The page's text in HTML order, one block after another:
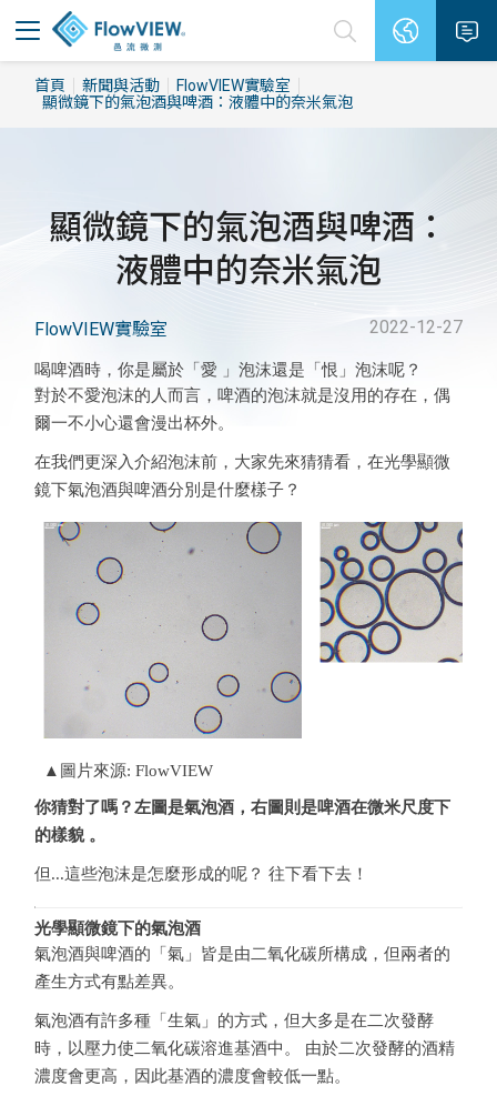
首頁 新聞與活動
FlowVIEW實驗室
顯微鏡下的氣泡酒與啤酒：液體中的奈米氣泡
顯微鏡下的氣泡酒與啤酒：
液體中的奈米氣泡
FlowVIEW實驗室 2022-12-27
喝啤酒時，你是屬於「愛 」泡沫還是「恨」泡沫呢？
對於不愛泡沫的人而言，啤酒的泡沫就是沒用的存在，偶
爾一不小心還會漫出杯外。
在我們更深入介紹泡沫前，大家先來猜猜看，在光學顯微
鏡下氣泡酒與啤酒分別是什麼樣子？
▲圖片來源: FlowVIEW
你猜對了嗎？左圖是氣泡酒，右圖則是啤酒在微米尺度下
的樣貌 。
但...這些泡沫是怎麼形成的呢？ 往下看下去！
光學顯微鏡下的氣泡酒
氣泡酒與啤酒的「氣」皆是由二氧化碳所構成，但兩者的
產生方式有點差異。
氣泡酒有許多種「生氣」的方式，但大多是在二次發酵
時，以壓力使二氧化碳溶進基酒中。 由於二次發酵的酒精
濃度會更高，因此基酒的濃度會較低一點。